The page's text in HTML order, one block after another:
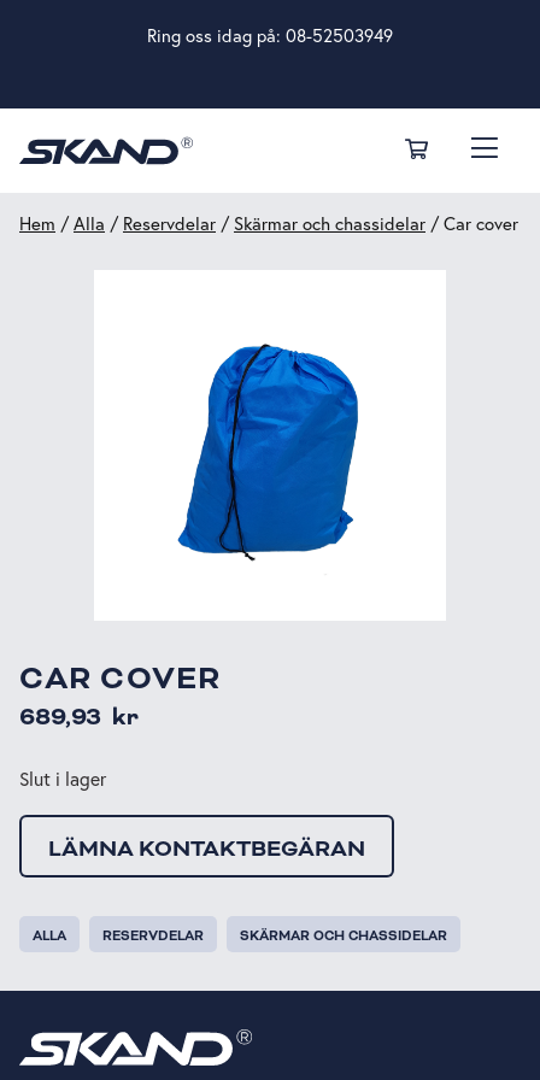
Ring oss idag på: 08-52503949
Hem /Alla / Reservdelar / Skärmar och chassidelar / Car cover
CAR COVER
689,93 kr
Slut i lager
LÄMNA KONTAKTBEGÄRAN
ALLA RESERVDELAR SKÄRMAR OCH CHASSIDELAR